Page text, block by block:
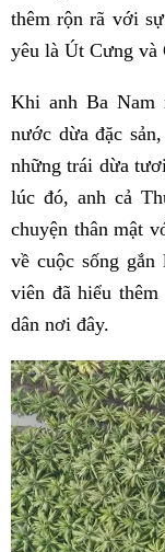
thêm rộn rã với
yêu là Út Cưng và
Khi anh Ba Nam
nước dừa đặc
những trái dừa
lúc đó, anh cả
chuyện thân mật
về cuộc sống
viên đã hiểu
dân nơi đây.